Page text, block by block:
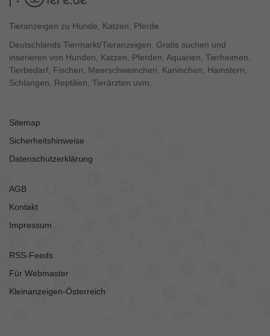
Tieranzeigen zu Hunde, Katzen, Pferde.
Deutschlands Tiermarkt/Tieranzeigen. Gratis suchen und
inserieren von Hunden, Katzen, Pferden, Aquarien, Tierheimen,
Tierbedarf, Fischen, Meerschweinchen, Kaninchen, Hamstern,
Schlangen, Reptilien, Tierärzten uvm.
Sitemap
Sicherheitshinweise
Datenschutzerklärung
AGB
Kontakt
Impressum
RSS-Feeds
Für Webmaster
Kleinanzeigen-Österreich